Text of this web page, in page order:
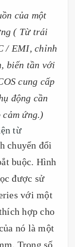
của một
( Từ trái
/ EMI, chỉnh
biến tần với
cung cấp
động cần
ứng.)
từ
chuyển đổi
buộc. Hình
được sử
với một
hợp cho
nó là một
Trong số